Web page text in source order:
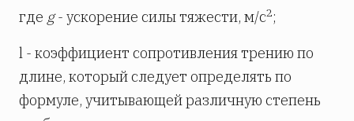
где g- ускорение силы тяжести, м/с2;
l - коэффициент сопротивления трению по
длине, который следует определять по
формуле, учитывающей различную степень